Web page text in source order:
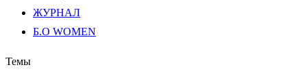
ЖУРНАЛ
Б.О WOMEN
Темы